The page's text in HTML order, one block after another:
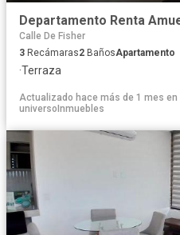
Departamento Renta
Calle De Fisher
3 Recámaras2 BañosApartamento
·Terraza
Actualizado hace más de 1 mes en
universoInmuebles